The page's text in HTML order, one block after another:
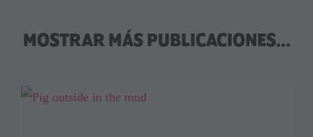
MOSTRAR MÁS PUBLICACIONES...